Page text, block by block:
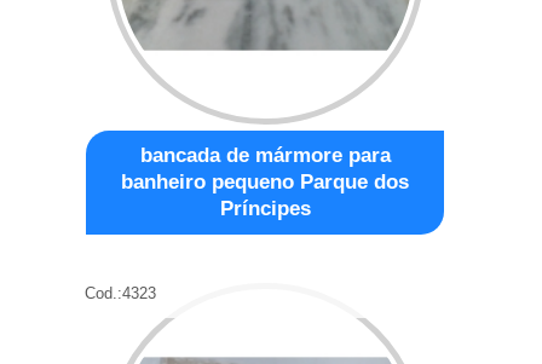
bancada de mármore para
banheiro pequeno Parque dos
Príncipes
Cod.:4323